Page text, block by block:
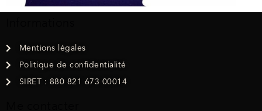
Mentions légales
Politique de confidentialité
SIRET : 880 821 673 00014